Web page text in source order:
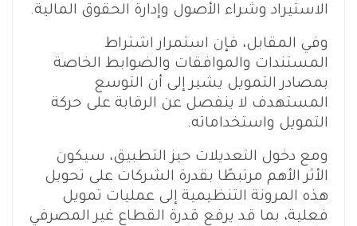
الاستيراد وشراء الأصول وإدارة الحقوق المالية.
وفي المقابل، فإن استمرار اشتراط
المستندات والموافقات والضوابط الخاصة
بمصادر التمويل يشير إلى أن التوسع
المستهدف لا ينفصل عن الرقابة على حركة
التمويل واستخداماته.
ومع دخول التعديلات حيز التطبيق، سيكون
الأثر الأهم مرتبطًا بقدرة الشركات على تحويل
هذه المرونة التنظيمية إلى عمليات تمويل
فعلية، بما قد يرفع قدرة القطاع غير المصرفي